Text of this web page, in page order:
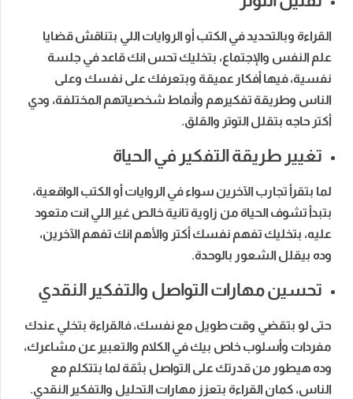
القراءة وبالتحديد في الكتب أو الروايات اللي بتناقش قضايا
علم النفس والإجتماع، بتخليك تحس انك قاعد في جلسة
نفسية، فيها أفكار عميقة وبتعرفك على نفسك وعلى
الناس وطريقة تفكيرهم وأنماط شخصياتهم المختلفة، ودي
أكتر حاجه بتقلل التوتر والقلق.
تغيير طريقة التفكير في الحياة
لما بتقرأ تجارب الآخرين سواء في الروايات أو الكتب الواقعية،
بتبدأ تشوف الحياة من زاوية تانية خالص غير اللي انت متعود
عليه، بتخليك تفهم نفسك أكتر والأهم انك تفهم الآخرين،
وده بيقلل الشعور بالوحدة.
تحسين مهارات التواصل والتفكير النقدي
حتى لو بتقضي وقت طويل مع نفسك، فالقراءة بتخلي عندك
مفردات وأسلوب خاص بيك في الكلام والتعبير عن مشاعرك،
وده هيطور من قدرتك على التواصل بثقة لما بتتكلم مع
الناس، كمان القراءة بتعزز مهارات التحليل والتفكير النقدي.